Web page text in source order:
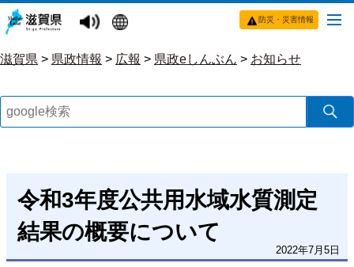
防災・災害情報
滋賀県 > 県政情報 > 広報 > 県政eしんぶん > お知らせ
令和3年度公共用水域水質測定
結果の概要について
2022年7月5日